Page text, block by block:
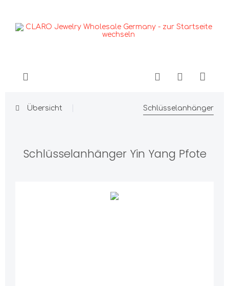
Übersicht Schlüsselanhänger
Schlüsselanhänger Yin Yang Pfote